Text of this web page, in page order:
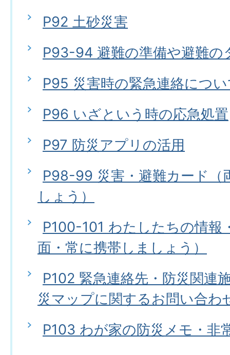
P92 土砂災害
P93-94 避難の準備や避難の
P95 災害時の緊急連絡につ
P96 いざという時の応急処置
P97 防災アプリの活用
P98-99 災害・避難カード（
しょう）
P100-101 わたしたちの情報
面・常に携帯しましょう）
P102 緊急連絡先・防災関連
災マップに関するお問い合わ
P103 わが家の防災メモ・非